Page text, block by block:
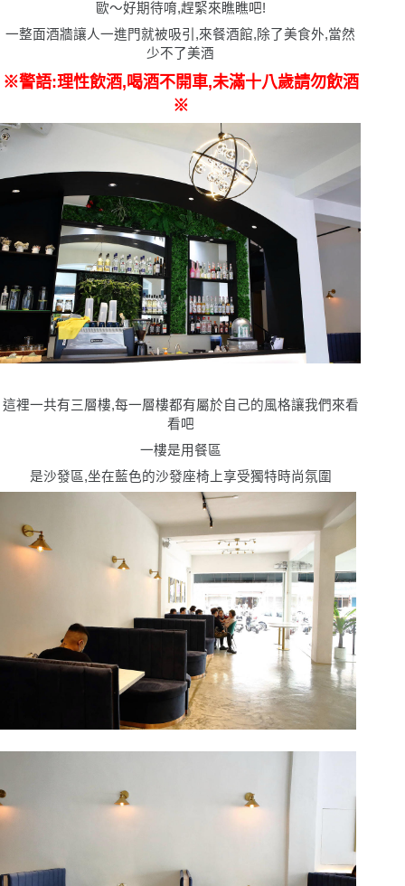
歐〜好期待唷,趕緊來瞧瞧吧!
一整面酒牆讓人一進門就被吸引,來餐酒館,除了美食外,當然
少不了美酒
※警語:理性飲酒,喝酒不開車,未滿十八歲請勿飲酒
※
這裡一共有三層樓,每一層樓都有屬於自己的風格讓我們來看
看吧
一樓是用餐區
是沙發區,坐在藍色的沙發座椅上享受獨特時尚氛圍